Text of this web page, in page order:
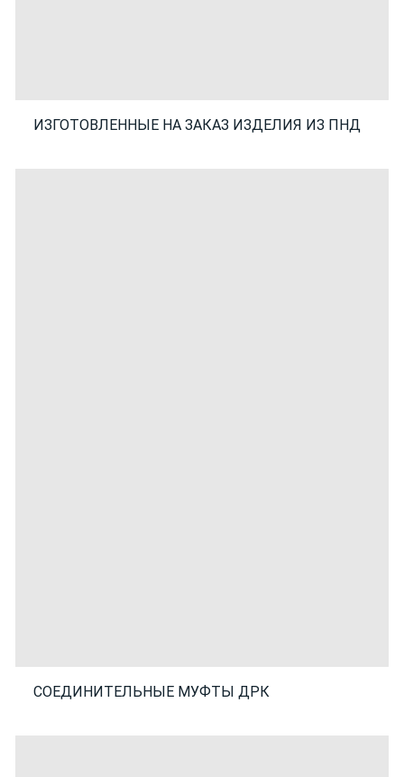
ИЗГОТОВЛЕННЫЕ НА ЗАКАЗ ИЗДЕЛИЯ ИЗ ПНД
СОЕДИНИТЕЛЬНЫЕ МУФТЫ ДРК